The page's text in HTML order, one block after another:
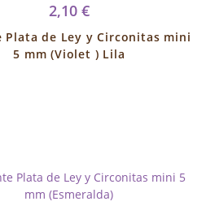
2,10 €
Plata de Ley y Circonitas mini
5 mm (Violet ) Lila